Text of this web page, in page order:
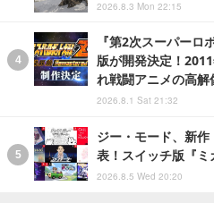
2026.8.3 Mon 22:15
『第2次スーパーロ
版が開発決定！
れ戦闘アニメの高
2026.8.1 Sat 21:32
ジー・モード、新
表！スイッチ版『
2026.8.5 Wed 20:20